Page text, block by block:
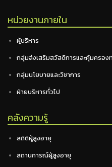
หน่วยงานภายใน
ผู้บริหาร
กลุ่มส่งเสริมสวัสดิการและคุ้มครอง
กลุ่มนโยบายและวิชาการ
ฝ่ายบริหารทั่วไป
คลังความรู้
สถิติผู้สูงอายุ
สถานการณ์ผู้สูงอายุ